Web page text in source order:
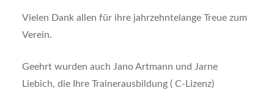
Vielen Dank allen für ihre jahrzehntelange Treue zum
Verein.
Geehrt wurden auch Jano Artmann und Jarne
Liebich, die Ihre Trainerausbildung ( C-Lizenz)